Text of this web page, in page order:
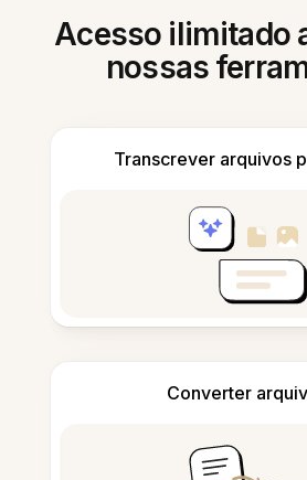
Acesso ilimitado
nossas
Transcrever arquivos
Converter